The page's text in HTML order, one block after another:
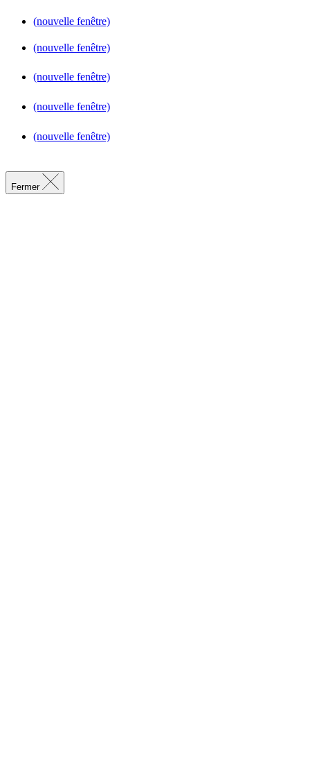
(nouvelle fenêtre)
(nouvelle fenêtre)
(nouvelle fenêtre)
(nouvelle fenêtre)
(nouvelle fenêtre)
Fermer